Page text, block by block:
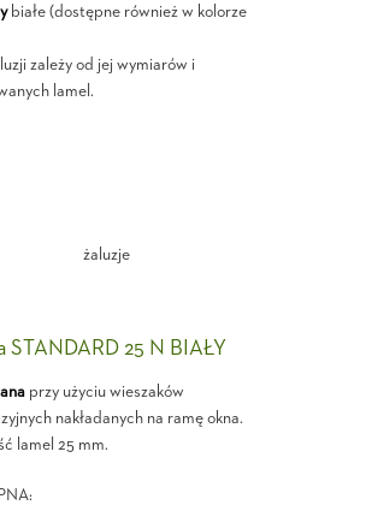
białe (dostępne również w kolorze
zależy od jej wymiarów i
lamel.
STANDARD 25 N BIAŁY
przy użyciu wieszaków
nakładanych na ramę okna.
lamel 25 mm.